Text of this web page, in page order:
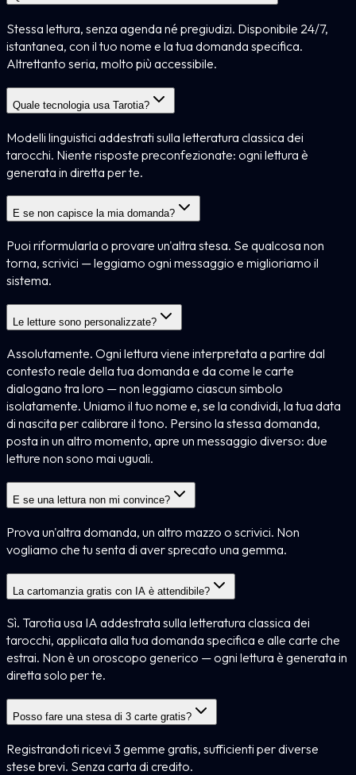
Stessa lettura, senza agenda né pregiudizi. Disponibile 24/7,
istantanea, con il tuo nome e la tua domanda specifica.
Altrettanto seria, molto più accessibile.
Quale tecnologia usa Tarotia?
Modelli linguistici addestrati sulla letteratura classica dei
tarocchi. Niente risposte preconfezionate: ogni lettura è
generata in diretta per te.
E se non capisce la mia domanda?
Puoi riformularla o provare un'altra stesa. Se qualcosa non
torna, scrivici — leggiamo ogni messaggio e miglioriamo il
sistema.
Le letture sono personalizzate?
Assolutamente. Ogni lettura viene interpretata a partire dal
contesto reale della tua domanda e da come le carte
dialogano tra loro — non leggiamo ciascun simbolo
isolatamente. Uniamo il tuo nome e, se la condividi, la tua data
di nascita per calibrare il tono. Persino la stessa domanda,
posta in un altro momento, apre un messaggio diverso: due
letture non sono mai uguali.
E se una lettura non mi convince?
Prova un'altra domanda, un altro mazzo o scrivici. Non
vogliamo che tu senta di aver sprecato una gemma.
La cartomanzia gratis con IA è attendibile?
Sì. Tarotia usa IA addestrata sulla letteratura classica dei
tarocchi, applicata alla tua domanda specifica e alle carte che
estrai. Non è un oroscopo generico — ogni lettura è generata in
diretta solo per te.
Posso fare una stesa di 3 carte gratis?
Registrandoti ricevi 3 gemme gratis, sufficienti per diverse
stese brevi. Senza carta di credito.